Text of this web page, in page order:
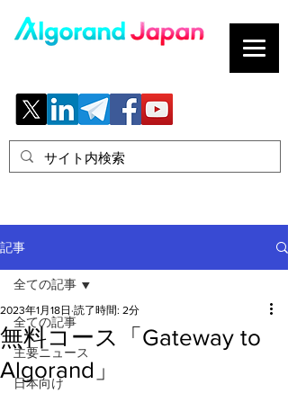
記事
全ての記事
主要ニュース
日本向け
全ての記事
無料コース「Gateway to
Algorand」
2023年1月18日 読了時間: 2分